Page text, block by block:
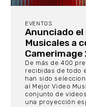
EVENTOS
Anunciado el
Musicales a
Camerimage
De más de 400
recibidas de todo
han sido
al Mejor Video
conjunto de
una proyección